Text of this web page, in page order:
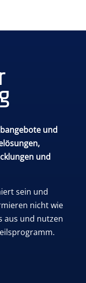
und
und
sein und
nicht wie
aus und nutzen